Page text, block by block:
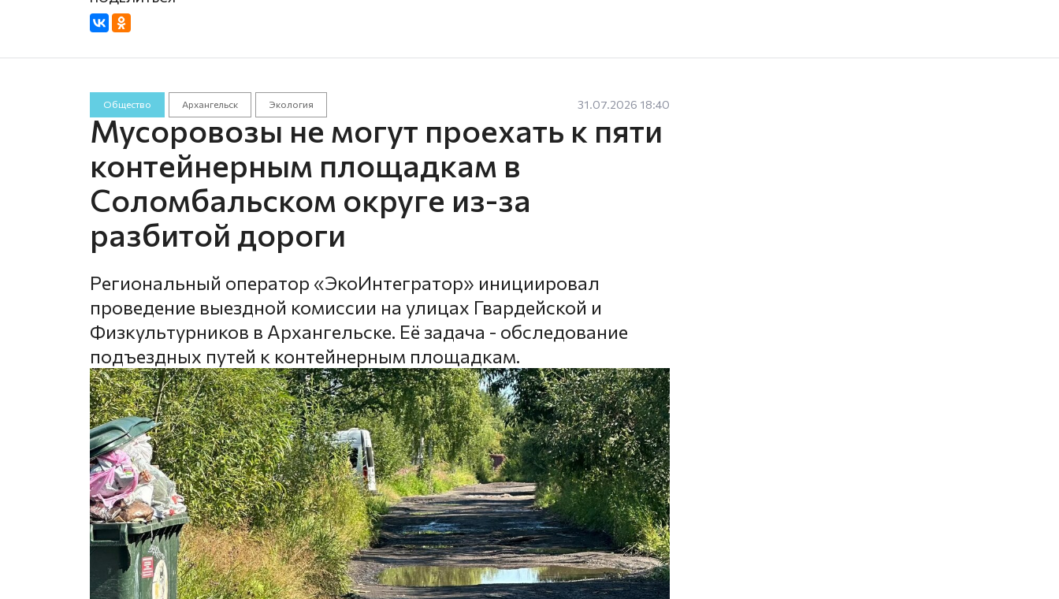
Общество Архангельск Экология 31.07.2026 18:40
Мусоровозы не могут проехать к пяти
контейнерным площадкам в
Соломбальском округе из-за
разбитой дороги
Региональный оператор «ЭкоИнтегратор» инициировал
проведение выездной комиссии на улицах Гвардейской и
Физкультурников в Архангельске. Её задача - обследование
подъездных путей к контейнерным площадкам.